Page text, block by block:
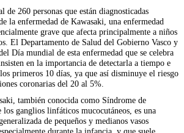
de 260 personas que están diagnosticadas
la enfermedad de Kawasaki, una enfermedad
grave que afecta principalmente a niños
El Departamento de Salud del Gobierno Vasco y
Día mundial de esta enfermedad que se celebra
en la importancia de detectarla a tiempo e
primeros 10 días, ya que así disminuye el riesgo
coronarias del 20 al 5%.
también conocida como Síndrome de
ganglios linfáticos mucocutáneos, es una
de pequeños y medianos vasos
durante la infancia, y que suele